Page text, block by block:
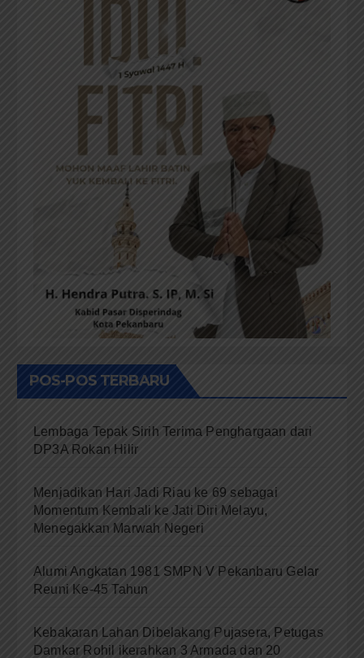
POS-POS TERBARU
Lembaga Tepak Sirih Terima Penghargaan dari
DP3A Rokan Hilir
Menjadikan Hari Jadi Riau ke 69 sebagai
Momentum Kembali ke Jati Diri Melayu,
Menegakkan Marwah Negeri
Alumi Angkatan 1981 SMPN V Pekanbaru Gelar
Reuni Ke-45 Tahun
Kebakaran Lahan Dibelakang Pujasera, Petugas
Damkar Rohil ikerahkan 3 Armada dan 20